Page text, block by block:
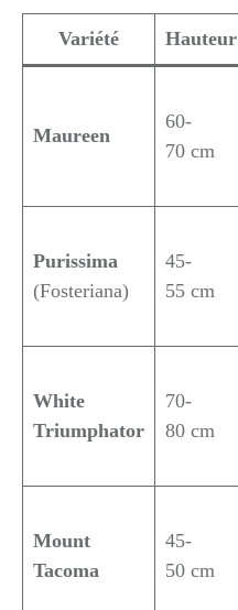
Variété Hauteur
Maureen
60-
70 cm
Purissima
(Fosteriana)
45-
55 cm
White
Triumphator
70-
80 cm
Mount
Tacoma
45-
50 cm